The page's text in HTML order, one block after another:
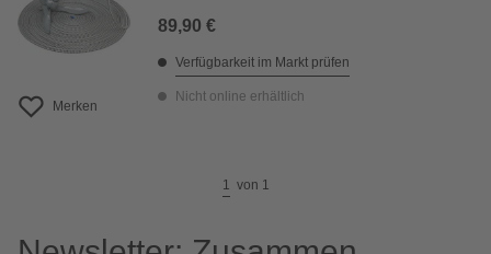
Merken
89,90 €
Verfügbarkeit im Markt prüfen
Nicht online erhältlich
1 von 1